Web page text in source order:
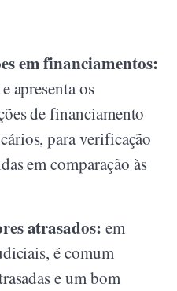
em financiamentos:
apresenta os
de financiamento
para verificação
em comparação às
atrasados: em
é comum
e um bom